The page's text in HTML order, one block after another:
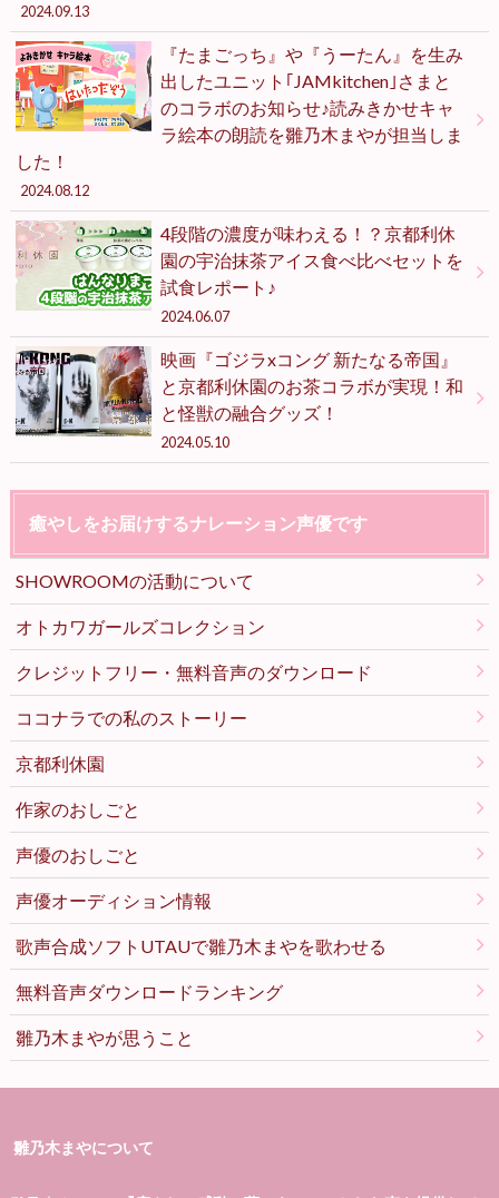
2024.09.13
『たまごっち』や『うーたん』を生み
出したユニット｢JAMkitchen｣さまと
のコラボのお知らせ♪読みきかせキャ
ラ絵本の朗読を雛乃木まやが担当しま
した！
2024.08.12
4段階の濃度が味わえる！？京都利休
園の宇治抹茶アイス食べ比べセットを
試食レポート♪
2024.06.07
映画『ゴジラxコング 新たなる帝国』
と京都利休園のお茶コラボが実現！和
と怪獣の融合グッズ！
2024.05.10
癒やしをお届けするナレーション声優です
SHOWROOMの活動について
オトカワガールズコレクション
クレジットフリー・無料音声のダウンロード
ココナラでの私のストーリー
京都利休園
作家のおしごと
声優のおしごと
声優オーディション情報
歌声合成ソフトUTAUで雛乃木まやを歌わせる
無料音声ダウンロードランキング
雛乃木まやが思うこと
雛乃木まやについて